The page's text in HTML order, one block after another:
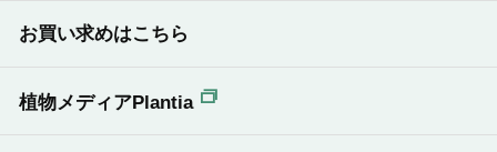
お買い求めはこちら
植物メディアPlantia